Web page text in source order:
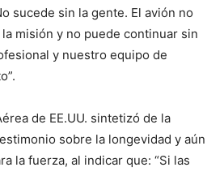
sucede sin la gente. El avión no
misión y no puede continuar sin
y nuestro equipo de
de EE.UU. sintetizó de la
sobre la longevidad y aún
la fuerza, al indicar que: “Si las